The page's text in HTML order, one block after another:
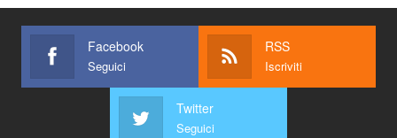
Facebook
Seguici
RSS
Iscriviti
Twitter
Seguici